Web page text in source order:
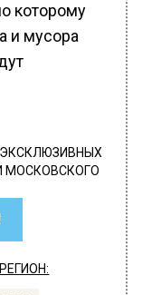
которому
и мусора
МОСКОВСКОГО